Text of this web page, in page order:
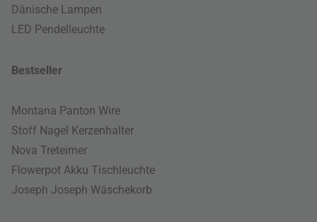
Dänische Lampen
LED Pendelleuchte
Bestseller
Montana Panton Wire
Stoff Nagel Kerzenhalter
Nova Treteimer
Flowerpot Akku Tischleuchte
Joseph Joseph Wäschekorb